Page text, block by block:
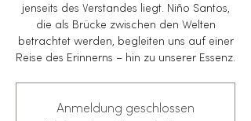
jenseits des Verstandes liegt. Niño Santos,
die als Brücke zwischen den Welten
betrachtet werden, begleiten uns auf einer
Reise des Erinnerns – hin zu unserer Essenz.
Anmeldung geschlossen